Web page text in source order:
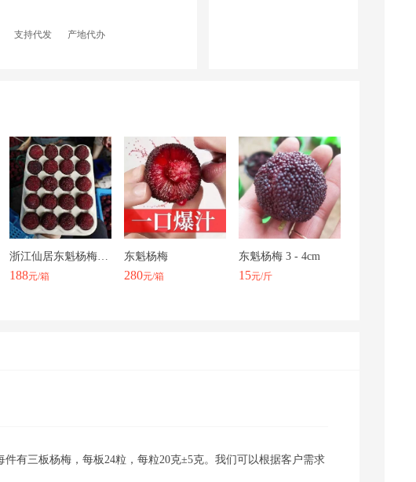
支持代发 产地代办
河南采购商(9894) 联系了该商家
文***季 联系了该商家
M*王 联系了该商家
小***********售 联系了该商家
188元/箱
东魁杨梅
280元/箱
东魁杨梅 3 - 4cm
15元/斤
有三板杨梅，每板24粒，每粒20克±5克。我们可以根据客户需求